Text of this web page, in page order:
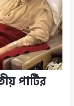
পার্টির